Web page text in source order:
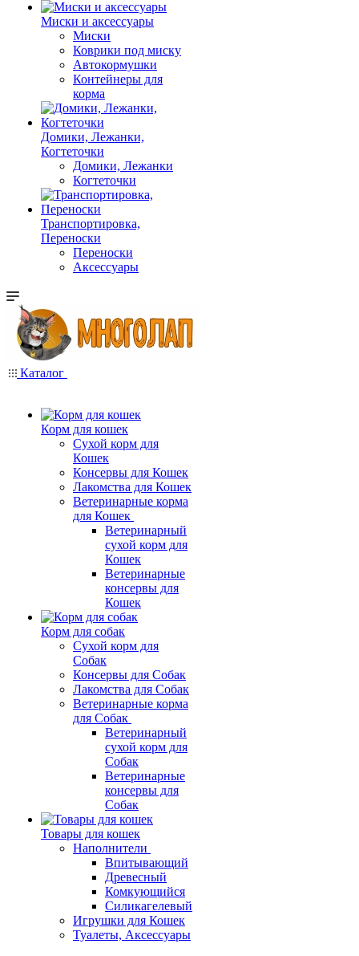
Миски и аксессуары
Миски
Коврики под миску
Автокормушки
Контейнеры для
корма
Домики, Лежанки,
Когтеточки
Домики, Лежанки
Когтеточки
Транспортировка,
Переноски
Переноски
Аксессуары
Каталог
Корм для кошек
Сухой корм для
Кошек
Консервы для Кошек
Лакомства для Кошек
Ветеринарные корма
для Кошек
Ветеринарный
сухой корм для
Кошек
Ветеринарные
консервы для
Кошек
Корм для собак
Сухой корм для
Собак
Консервы для Собак
Лакомства для Собак
Ветеринарные корма
для Собак
Ветеринарный
сухой корм для
Собак
Ветеринарные
консервы для
Собак
Товары для кошек
Наполнители
Впитывающий
Древесный
Комкующийся
Силикагелевый
Игрушки для Кошек
Туалеты, Аксессуары